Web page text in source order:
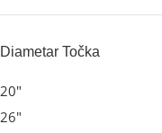
Diametar Točka
20"
26"